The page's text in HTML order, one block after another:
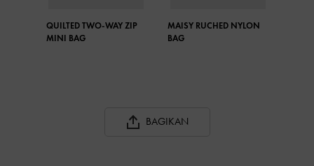
QUILTED TWO-WAY ZIP
MINI BAG
MAISY RUCHED NYLON
BAG
BAGIKAN